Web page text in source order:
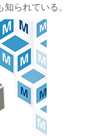
られている。